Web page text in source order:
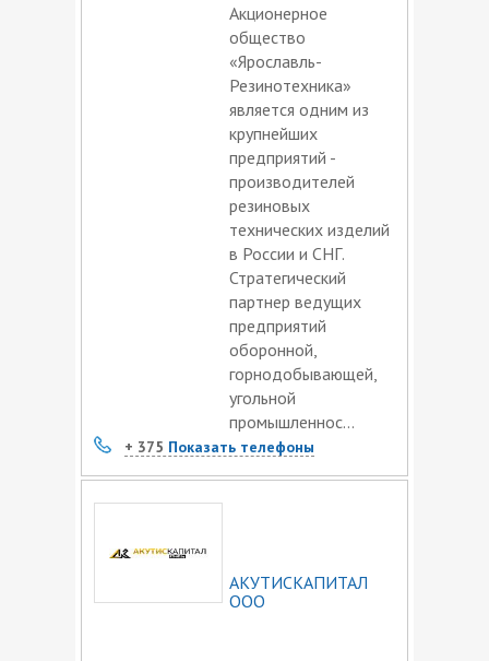
Акционерное
общество
«Ярославль-
Резинотехника»
является одним из
крупнейших
предприятий -
производителей
резиновых
технических изделий
в России и СНГ.
Стратегический
партнер ведущих
предприятий
оборонной,
горнодобывающей,
угольной
промышленнос...
+ 375 Показать телефоны
АКУТИСКАПИТАЛ
ООО